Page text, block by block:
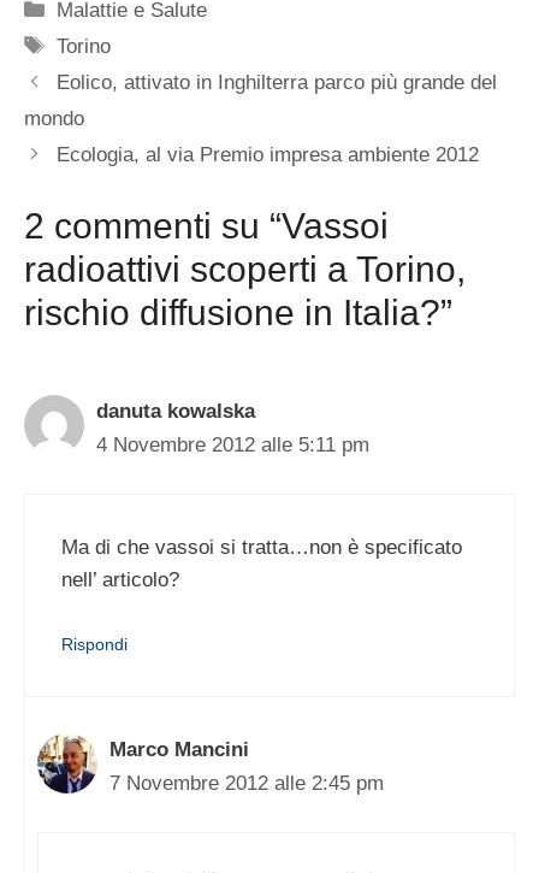
Categorie
Malattie e Salute
Tag
Torino
Eolico, attivato in Inghilterra parco più grande del
mondo
Ecologia, al via Premio impresa ambiente 2012
2 commenti su “Vassoi
radioattivi scoperti a Torino,
rischio diffusione in Italia?”
danuta kowalska
4 Novembre 2012 alle 5:11 pm
Ma di che vassoi si tratta…non è specificato
nell’ articolo?
Rispondi
Marco Mancini
7 Novembre 2012 alle 2:45 pm